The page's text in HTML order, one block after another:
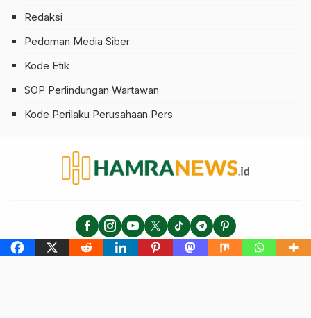
Redaksi
Pedoman Media Siber
Kode Etik
SOP Perlindungan Wartawan
Kode Perilaku Perusahaan Pers